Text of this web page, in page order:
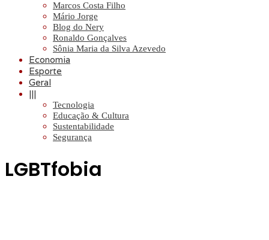
Marcos Costa Filho
Mário Jorge
Blog do Nery
Ronaldo Gonçalves
Sônia Maria da Silva Azevedo
Economia
Esporte
Geral
|||
Tecnologia
Educação & Cultura
Sustentabilidade
Segurança
LGBTfobia